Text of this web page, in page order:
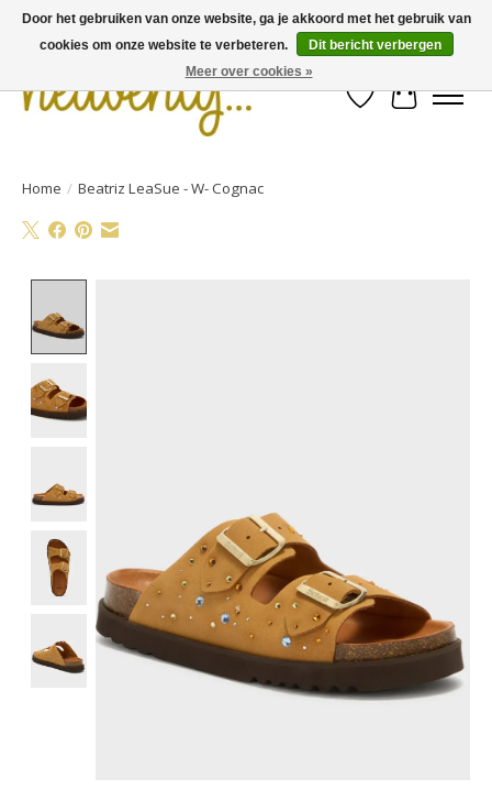
Verlanglijst
Home / Beatriz LeaSue - W- Cognac
Door het gebruiken van onze website, ga je akkoord met het gebruik van
cookies om onze website te verbeteren.
Dit bericht verbergen
Meer over cookies »